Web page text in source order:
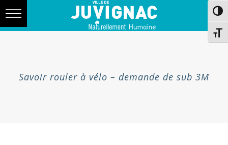
navigation
Savoir rouler à vélo – demande de sub 3M